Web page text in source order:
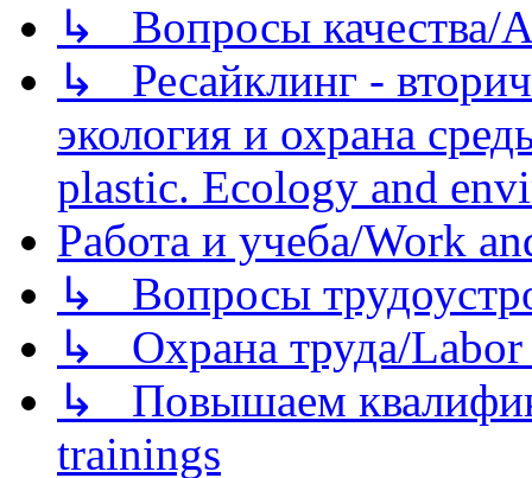
↳ Вопросы качества/
↳ Ресайклинг -
экология и охрана
plastic. Ecology and
Работа и учеба/Work
↳ Вопросы
↳ Охрана труда/Labor
↳ Повышаем
trainings